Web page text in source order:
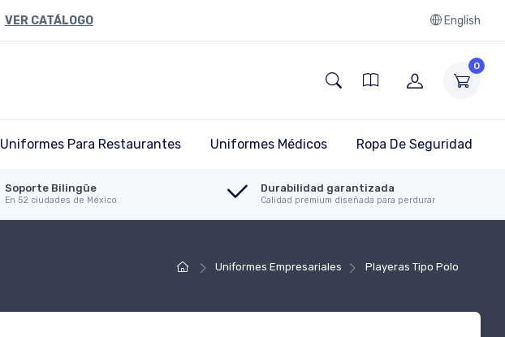
VER CATÁLOGO English
0
Uniformes Para Restaurantes Uniformes Médicos Ropa De Seguridad
Soporte Bilingüe
En 52 ciudades de México
Durabilidad garantizada
Calidad premium diseñada para perdurar
Uniformes Empresariales Playeras Tipo Polo